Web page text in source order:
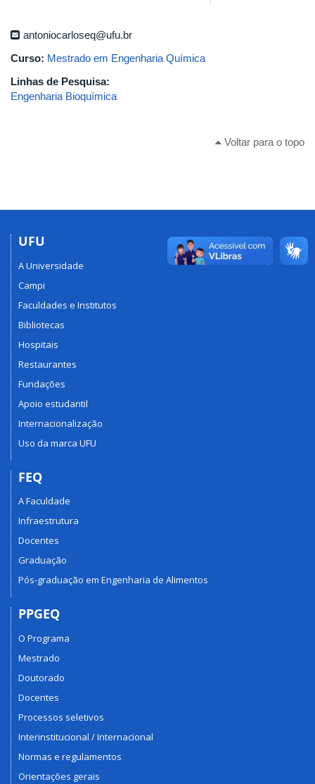
antoniocarloseq@ufu.br
Curso: Mestrado em Engenharia Química
Linhas de Pesquisa:
Engenharia Bioquímica
Voltar para o topo
UFU
A Universidade
Campi
Faculdades e Institutos
Bibliotecas
Hospitais
Restaurantes
Fundações
Apoio estudantil
Internacionalização
Uso da marca UFU
FEQ
A Faculdade
Infraestrutura
Docentes
Graduação
Pós-graduação em Engenharia de Alimentos
PPGEQ
O Programa
Mestrado
Doutorado
Docentes
Processos seletivos
Interinstitucional / Internacional
Normas e regulamentos
Orientações gerais